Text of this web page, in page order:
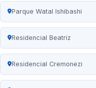
Parque Watal Ishibashi
Residencial Beatriz
Residencial Cremonezi